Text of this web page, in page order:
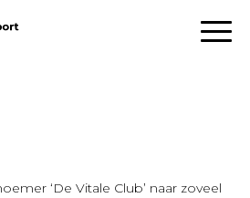
‘De Vitale Club’ naar zoveel